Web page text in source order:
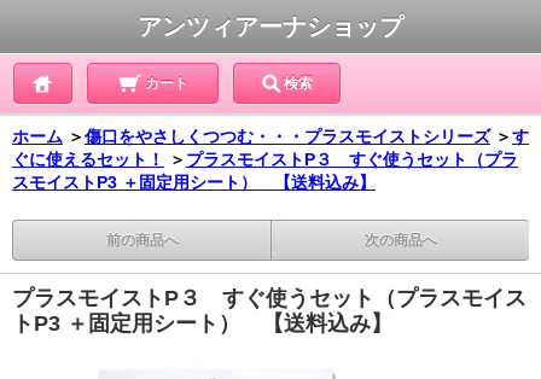
アンツィアーナショップ
カート 検索
ホーム ＞傷口をやさしくつつむ・・・プラスモイストシリーズ ＞す
ぐに使えるセット！
＞ プラスモイストP３ すぐ使うセット（プラ
スモイストP3 ＋固定用シート） 【送料込み】
前の商品へ 次の商品へ
プラスモイストP３ すぐ使うセット（プラスモイス
トP3 ＋固定用シート） 【送料込み】